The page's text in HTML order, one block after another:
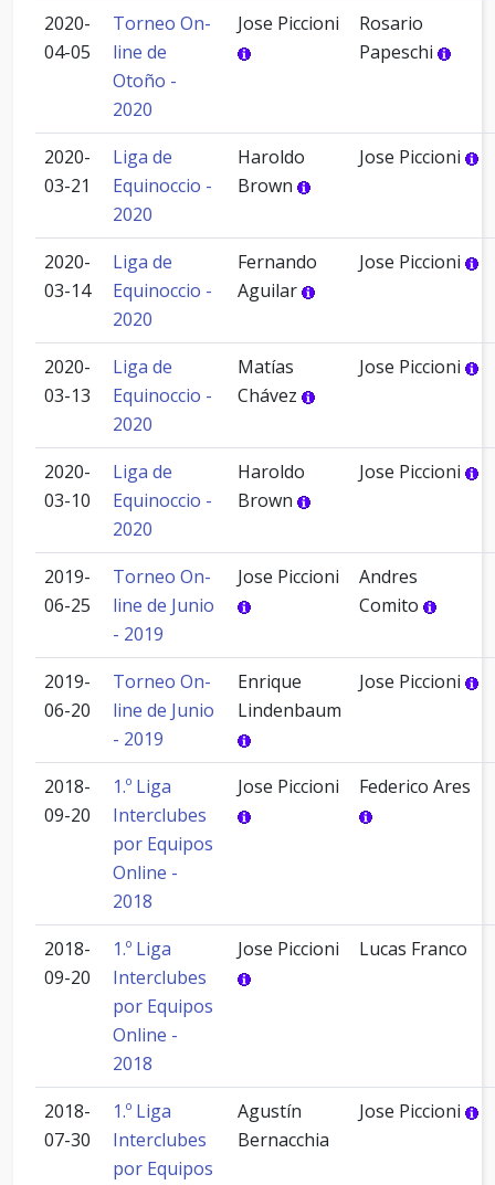
2020-
04-05
Torneo On-
line de
Otoño -
2020
Jose Piccioni
Rosario
Papeschi
2020-
03-21
Liga de
Equinoccio -
2020
Haroldo
Brown
Jose Piccioni
2020-
03-14
Liga de
Equinoccio -
2020
Fernando
Aguilar
Jose Piccioni
2020-
03-13
Liga de
Equinoccio -
2020
Matías
Chávez
Jose Piccioni
2020-
03-10
Liga de
Equinoccio -
2020
Haroldo
Brown
Jose Piccioni
2019-
06-25
Torneo On-
line de Junio
- 2019
Jose Piccioni
Andres
Comito
2019-
06-20
Torneo On-
line de Junio
- 2019
Enrique
Lindenbaum
Jose Piccioni
2018-
09-20
1.º Liga
Interclubes
por Equipos
Online -
2018
Jose Piccioni Federico Ares
2018-
09-20
1.º Liga
Interclubes
por Equipos
Online -
2018
Jose Piccioni Lucas Franco
2018-
07-30
1.º Liga
Interclubes
por Equipos
Agustín
Bernacchia
Jose Piccioni